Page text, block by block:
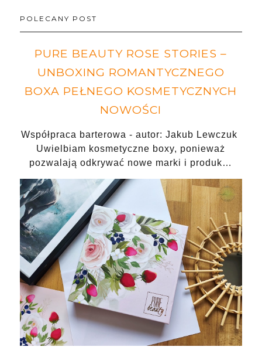
POLECANY POST
PURE BEAUTY ROSE STORIES –
UNBOXING ROMANTYCZNEGO
BOXA PEŁNEGO KOSMETYCZNYCH
NOWOŚCI
Współpraca barterowa - autor: Jakub Lewczuk
Uwielbiam kosmetyczne boxy, ponieważ
pozwalają odkrywać nowe marki i produk…